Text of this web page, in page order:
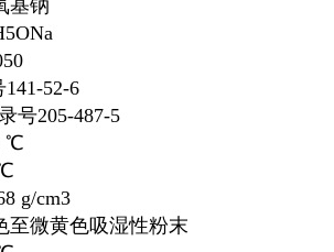
钠
52-6
号205-487-5
℃
g/cm3
微黄色吸湿性粉末